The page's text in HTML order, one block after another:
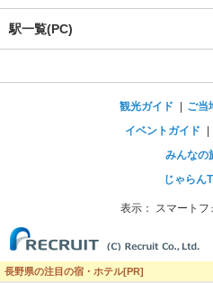
駅一覧(PC)
観光ガイド
ご当
イベントガイド
みんなの
じゃらん
表示： スマートフ
長野県の注目の宿・ホテル[PR]